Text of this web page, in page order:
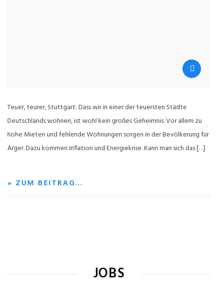
Teuer, teurer, Stuttgart: Dass wir in einer der teuersten Städte
Deutschlands wohnen, ist wohl kein großes Geheimnis. Vor allem zu
hohe Mieten und fehlende Wohnungen sorgen in der Bevölkerung für
Ärger. Dazu kommen Inflation und Energiekrise. Kann man sich das […]
» ZUM BEITRAG…
JOBS